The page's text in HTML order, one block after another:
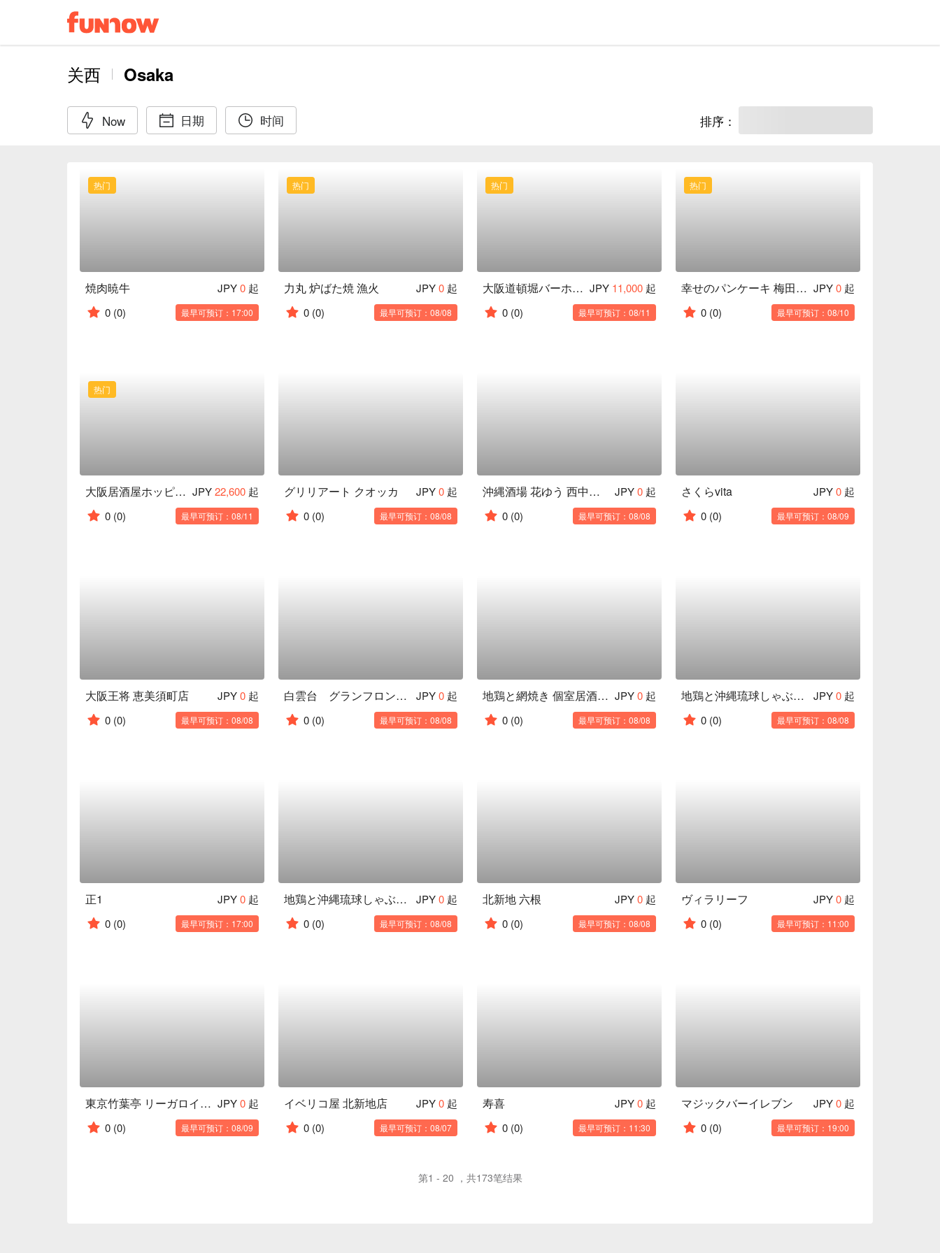
关西 Osaka
Now 日期 时间 排序：
热门
焼肉暁牛 JPY0 起
0 (0) 最早可预订：17:00
热门
力丸 炉ばた焼 漁火 JPY0 起
0 (0) 最早可预订：08/08
热门
大阪道頓堀バーホッピング JPY 11,000 起
0 (0) 最早可预订：08/11
热门
幸せのパンケーキ 梅田阪急東通り店 JPY0 起
0 (0) 最早可预订：08/10
热门
大阪居酒屋ホッピング体験 JPY22,600 起
0 (0) 最早可预订：08/11
グリリアート クオッカ JPY0 起
0 (0) 最早可预订：08/08
沖縄酒場 花ゆう 西中島南方店 JPY0 起
0 (0) 最早可预订：08/08
さくらvita JPY0 起
0 (0) 最早可预订：08/09
大阪王将 恵美須町店 JPY0 起
0 (0) 最早可预订：08/08
白雲台 グランフロント大阪店 JPY0 起
0 (0) 最早可预订：08/08
地鶏と網焼き 個室居酒屋 鶏匠 天王寺あべのごちそう店 JPY0 起
0 (0) 最早可预订：08/08
地鶏と沖縄琉球しゃぶしゃぶ 個室居酒屋 くろ凪 天王寺店 JPY0 起
0 (0) 最早可预订：08/08
正1 JPY0 起
0 (0) 最早可预订：17:00
地鶏と沖縄琉球しゃぶしゃぶ個室居酒屋 くろ凪 大阪本町店 JPY0 起
0 (0) 最早可预订：08/08
北新地 六根 JPY0 起
0 (0) 最早可预订：08/08
ヴィラリーフ JPY0 起
0 (0) 最早可预订：11:00
東京竹葉亭 リーガロイヤルホテル店 JPY0 起
0 (0) 最早可预订：08/09
イベリコ屋 北新地店 JPY0 起
0 (0) 最早可预订：08/07
寿喜 JPY0 起
0 (0) 最早可预订：11:30
マジックバーイレブン JPY0 起
0 (0) 最早可预订：19:00
第1 - 20 ，共173笔结果